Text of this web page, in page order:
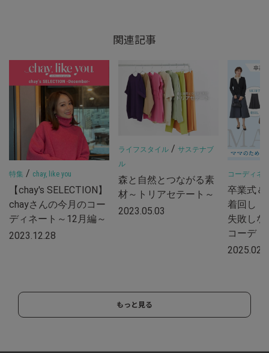
関連記事
特集 / chay, like you
【chay's SELECTION】
chayさんの今月のコー
ディネート～12月編～
2023.12.28
ライフスタイル / サステナブ
ル
森と自然とつながる素
材～トリアセテート～
2023.05.03
コーディネ
卒業式＆
着回し！
失敗しな
コーデ
もっと見る